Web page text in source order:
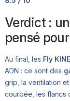
Verdict :
pensé
Au final, les Fly
ADN : ce sont des
grip, la ventilation
courbée, les flancs